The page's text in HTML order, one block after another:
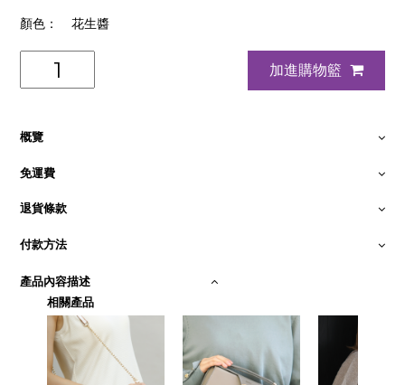
顏色：
花生醬
加進購物籃
概覽
免運費
退貨條款
付款方法
產品內容描述
相關產品